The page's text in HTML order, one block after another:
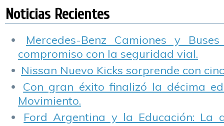
Movimiento”.
arte para niños y
jóvenes
Noticias Recientes
Mercedes-Benz Camiones y
compromiso con la seguridad vial.
Nissan Nuevo Kicks sorprende con
Con gran éxito finalizó la décima
Movimiento.
Ford Argentina y la Educación: La